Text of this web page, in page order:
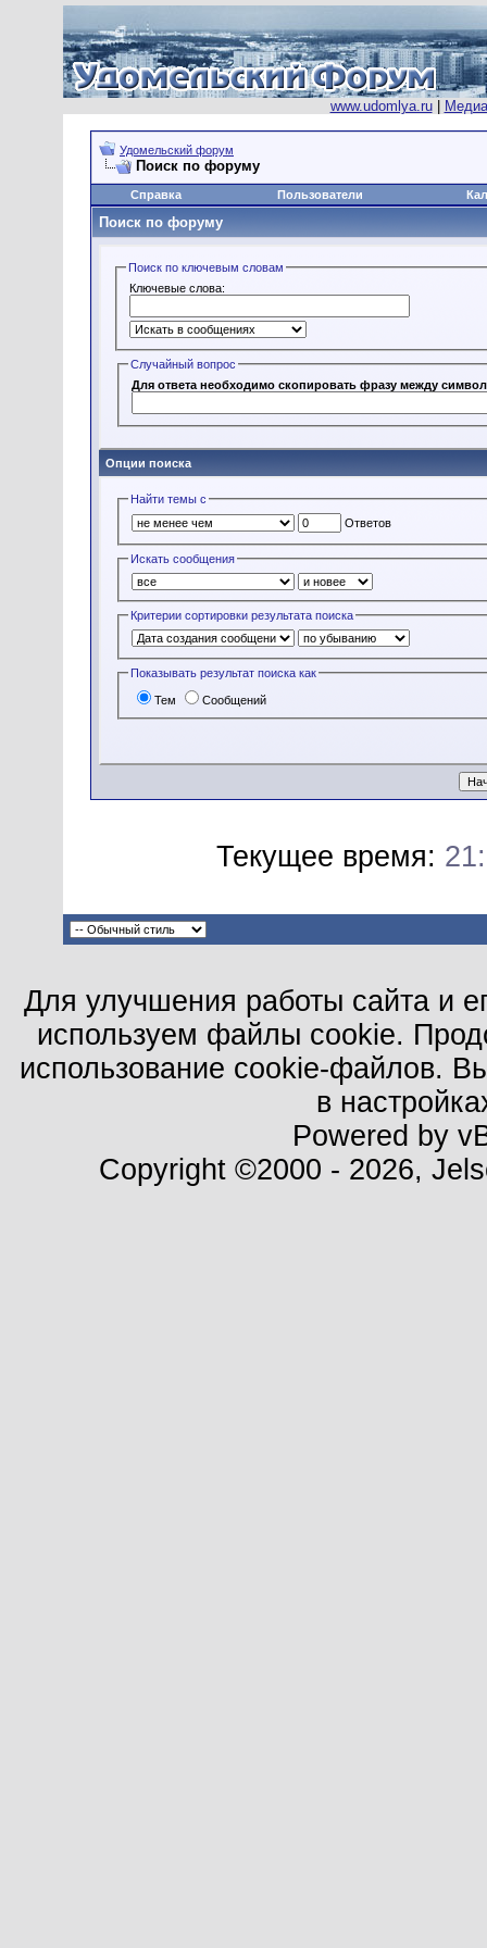
www.udomlya.ru|
Удомельский форум
Поиск по форуму
Справка Пользователи
Поиск по форуму
Поиск по ключевым словам
Ключевые слова:
Случайный вопрос
Для ответа необходимо скопировать фрaзy мeждy
Опции поиска
Найти темы с
Ответов
Искать сообщения
Критерии сортировки результата поиска
Показывать результат поиска как
Тем Сообщений
Текущее время:
Для улучшения работы сайта и
используем файлы cookie.
использование cookie-файлов.
в
Powered by
Copyright ©2000 - 2026,